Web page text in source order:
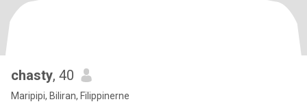
chasty, 40
Maripipi, Biliran, Filippinerne